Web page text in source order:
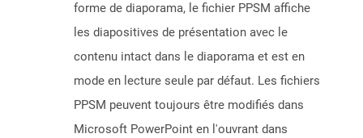
forme de diaporama, le fichier PPSM affiche
les diapositives de présentation avec le
contenu intact dans le diaporama et est en
mode en lecture seule par défaut. Les fichiers
PPSM peuvent toujours être modifiés dans
Microsoft PowerPoint en l'ouvrant dans